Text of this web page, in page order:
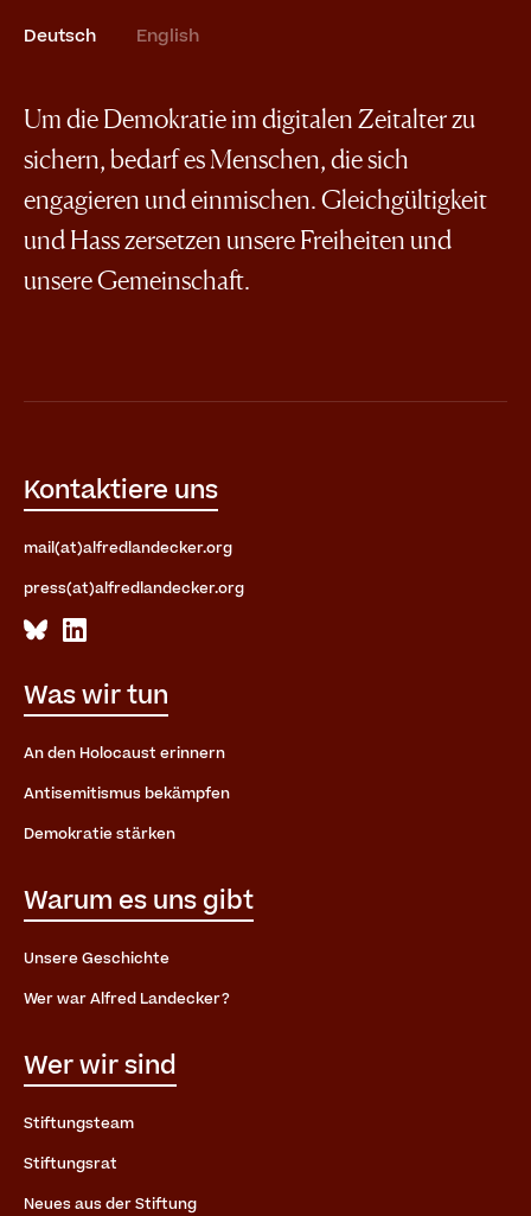
Deutsch English
Um die Demokratie im digitalen Zeitalter zu
sichern, bedarf es Menschen, die sich
engagieren und einmischen. Gleichgültigkeit
und Hass zersetzen unsere Freiheiten und
unsere Gemeinschaft.
Kontaktiere uns
mail(at)alfredlandecker.org
press(at)alfredlandecker.org
Was wir tun
An den Holocaust erinnern
Antisemitismus bekämpfen
Demokratie stärken
Warum es uns gibt
Unsere Geschichte
Wer war Alfred Landecker?
Wer wir sind
Stiftungsteam
Stiftungsrat
Neues aus der Stiftung